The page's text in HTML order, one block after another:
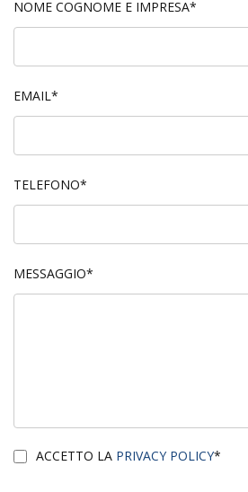
NOME COGNOME E IMPRESA*
EMAIL*
TELEFONO*
MESSAGGIO*
ACCETTO LA PRIVACY POLICY*